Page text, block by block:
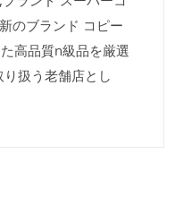
のブランド コピー
高品質n級品を厳選
扱う老舗店とし